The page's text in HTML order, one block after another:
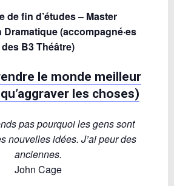
de fin d’études – Master
(accompagné·es
des B3 Théâtre)
le monde meilleur
les choses)
pas pourquoi les gens sont
nouvelles idées. J’ai peur des
anciennes.
John Cage